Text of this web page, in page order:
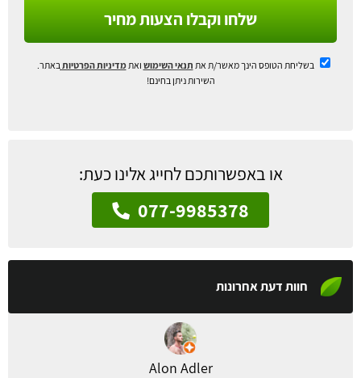
שלחו וקבלו הצעות מחיר
בשליחת הטופס הינך מאשר/ת את תנאי השימוש ואתמדיניות הפרטיות באתר.
השירות ניתן בחינם!
או באפשרותכם לחייג אלינו כעת:
077-9985378
חוות דעת אחרונות
Alon Adler